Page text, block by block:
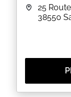
25
38550